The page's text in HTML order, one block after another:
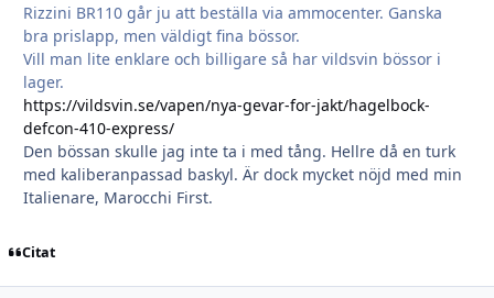
Rizzini BR110 går ju att beställa via ammocenter. Ganska
bra prislapp, men väldigt fina bössor.
Vill man lite enklare och billigare så har vildsvin bössor i
lager.
https://vildsvin.se/vapen/nya-gevar-for-jakt/hagelbock-
defcon-410-express/
Den bössan skulle jag inte ta i med tång. Hellre då en turk
med kaliberanpassad baskyl. Är dock mycket nöjd med min
Italienare, Marocchi First.
Citat